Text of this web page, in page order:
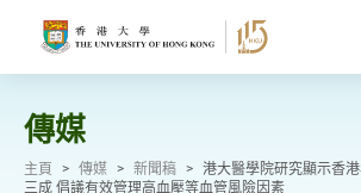
傳媒
主頁 > 傳媒 > 新聞稿 > 港大醫學院研究顯示香
三成 倡議有效管理高血壓等血管風險因素